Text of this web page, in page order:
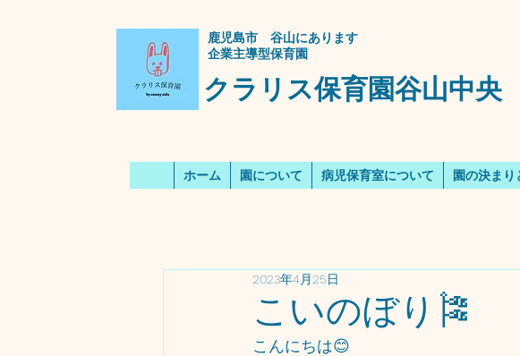
​鹿児島市 谷山にあります
企業主導型保育園
クラリス保育園谷山中央
ホーム 園について 病児保育室について 園の決ま
こいのぼり🎏
2023年4月25日
こんにちは😊